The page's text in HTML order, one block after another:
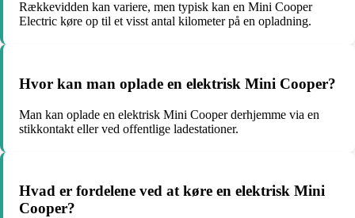
Rækkevidden kan variere, men typisk kan en Mini Cooper
Electric køre op til et visst antal kilometer på en opladning.
Hvor kan man oplade en elektrisk Mini Cooper?
Man kan oplade en elektrisk Mini Cooper derhjemme via en
stikkontakt eller ved offentlige ladestationer.
Hvad er fordelene ved at køre en elektrisk Mini
Cooper?